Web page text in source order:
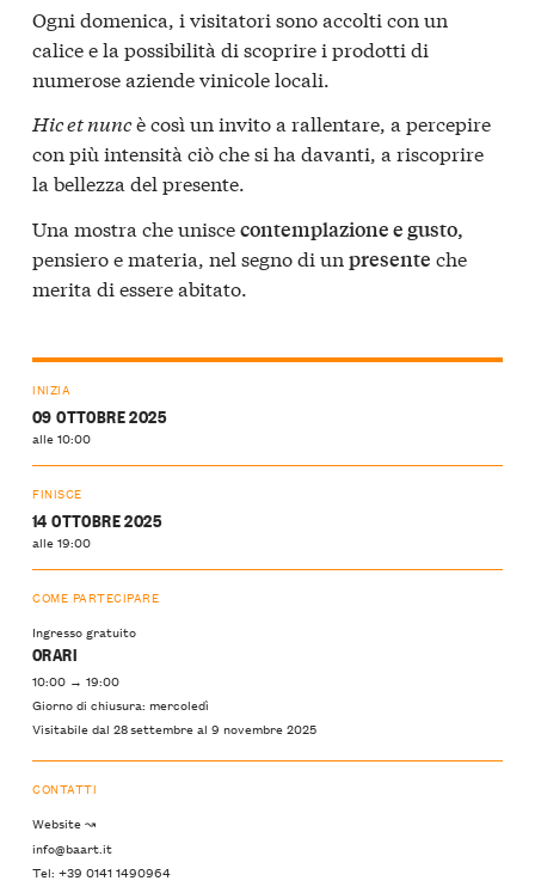
Ogni domenica, i visitatori sono accolti con un
calice e la possibilità di scoprire i prodotti di
numerose aziende vinicole locali.
Hic et nuncè così un invito a rallentare, a percepire
con più intensità ciò che si ha davanti, a riscoprire
la bellezza del presente.
Una mostra che uniscecontemplazione e gusto,
pensiero e materia, nel segno di un presente che
merita di essere abitato.
INIZIA
09 OTTOBRE 2025
alle 10:00
FINISCE
14 OTTOBRE 2025
alle 19:00
COME PARTECIPARE
Ingresso gratuito
ORARI
10:00 → 19:00
Giorno di chiusura: mercoledì
Visitabile dal 28 settembre al 9 novembre 2025
CONTATTI
Website ↝
info@baart.it
Tel: +39 0141 1490964